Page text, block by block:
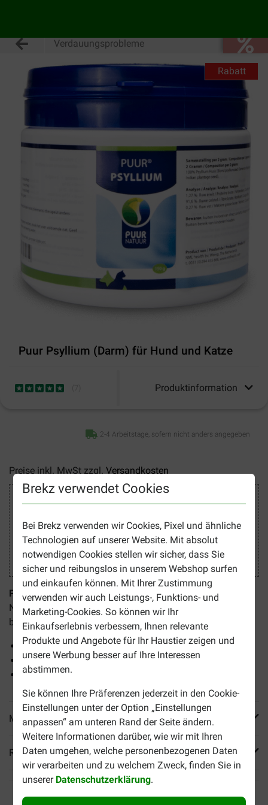
Brekz verwendet Cookies
Bei Brekz verwenden wir Cookies, Pixel und ähnliche
Technologien auf unserer Website. Mit absolut
notwendigen Cookies stellen wir sicher, dass Sie
sicher und reibungslos in unserem Webshop surfen
und einkaufen können. Mit Ihrer Zustimmung
verwenden wir auch Leistungs-, Funktions- und
Marketing-Cookies. So können wir Ihr
Einkaufserlebnis verbessern, Ihnen relevante
Produkte und Angebote für Ihr Haustier zeigen und
unsere Werbung besser auf Ihre Interessen
abstimmen.
Sie können Ihre Präferenzen jederzeit in den Cookie-
Einstellungen unter der Option „Einstellungen
anpassen“ am unteren Rand der Seite ändern.
Weitere Informationen darüber, wie wir mit Ihren
Daten umgehen, welche personenbezogenen Daten
wir verarbeiten und zu welchem Zweck, finden Sie in
unserer Datenschutzerklärung.
Verdauungsprobleme
Rabatt
Puur Psyllium (Darm) für Hund und Katze
Produktinformation
2-4 Arbeitstage, sofern nicht anders angegeben
Preise inkl. MwSt zzgl. Versandkosten
Sicher Einkaufen
Puur Psyllium (Darm) für Hund und Katzeist ein
Nahrungsergänzungsmittel zur Unterstützung des Darms
bei zu dickem Stuhl oder Verstopfung.
Fördert die Darmfunktion
Reinigt den Darm
Für weicheren Stuhl
Mehr Produktinfos
Reviews